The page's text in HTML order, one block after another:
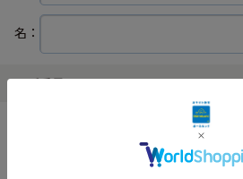
名：
電話番号
ハイフンなしでご入力ください。